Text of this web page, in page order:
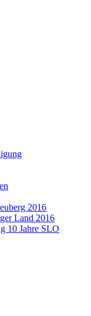
2016
Land 2016
10 Jahre SLO